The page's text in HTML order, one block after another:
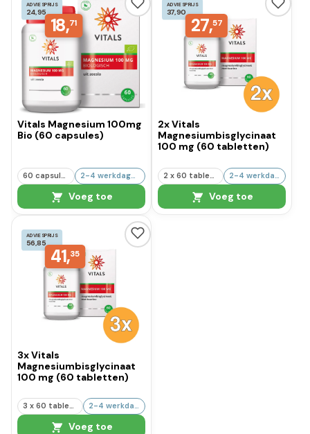
ADVIESPRIJS
24,95
18,71
Vitals Magnesium 100mg
Bio (60 capsules)
Voeg toe
ADVIESPRIJS
37,90
27,57
2x Vitals
Magnesiumbisglycinaat
100 mg (60 tabletten)
Voeg toe
ADVIESPRIJS
56,85
41,35
3x Vitals
Magnesiumbisglycinaat
100 mg (60 tabletten)
3 x 60 tabletten 2-4 werkdagen
Voeg toe